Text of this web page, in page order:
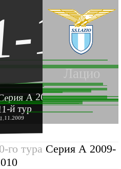
Лацио
1
А 2009-2010
й тур
го тура Серия А 2009-